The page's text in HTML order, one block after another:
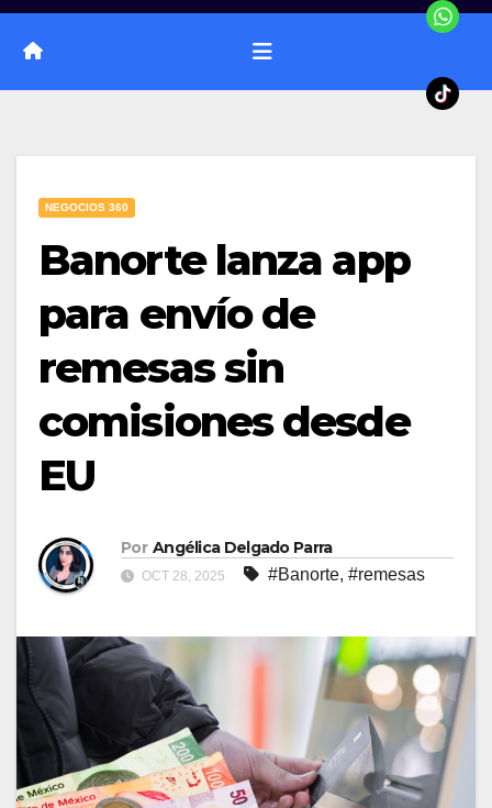
NEGOCIOS 360
Banorte lanza app
para envío de
remesas sin
comisiones desde
EU
Por Angélica Delgado Parra
OCT 28, 2025 #Banorte, #remesas